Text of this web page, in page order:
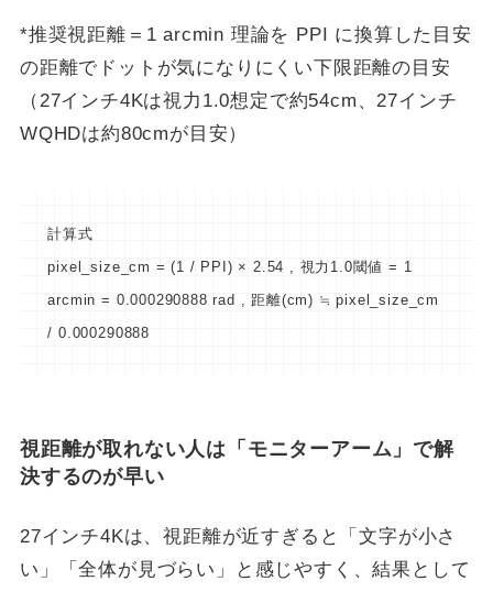
*推奨視距離＝1 arcmin 理論を PPI に換算した目安
の距離でドットが気になりにくい下限距離の目安
（27インチ4Kは視力1.0想定で約54cm、27インチ
WQHDは約80cmが目安）
計算式
pixel_size_cm = (1 / PPI) × 2.54 , 視力1.0閾値 = 1
arcmin = 0.000290888 rad , 距離(cm) ≒ pixel_size_cm
/ 0.000290888
視距離が取れない人は「モニターアーム」で解
決するのが早い
27インチ4Kは、視距離が近すぎると「文字が小さ
い」「全体が見づらい」と感じやすく、結果として